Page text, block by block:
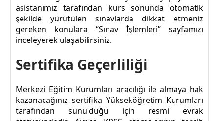
asistanımız tarafından kurs sonunda otomatik
şekilde yürütülen sınavlarda dikkat etmeniz
gereken konulara “Sınav İşlemleri” sayfamızı
inceleyerek ulaşabilirsiniz.
Sertifika Geçerliliği
Merkezi Eğitim Kurumları aracılığı ile almaya hak
kazanacağınız sertifika Yükseköğretim Kurumları
tarafından sunulduğu için resmi evrak